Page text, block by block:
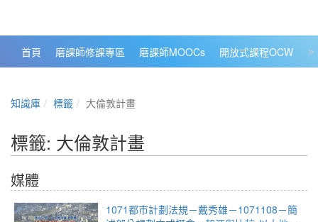
首頁 磨課師修課專區 磨課師MOOCs 開放式課程OCW
知識庫 標籤 大倫敦計畫
標籤: 大倫敦計畫
媒體
1071都市計劃法規－戴秀雄－1071108－簡